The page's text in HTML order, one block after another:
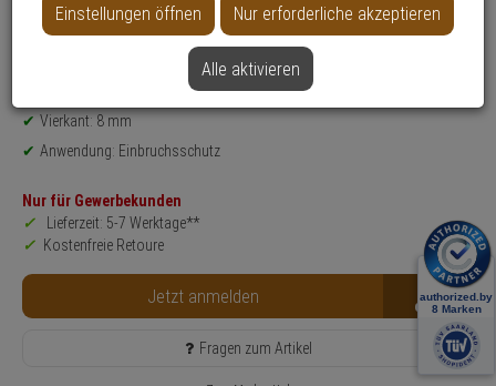
für Türstärke: 57 - 65 mm
DIN-Richtung: DIN L + DIN R
Vierkant: 8 mm
Anwendung: Einbruchsschutz
Nur für Gewerbekunden
Lieferzeit: 5-7 Werktage**
Kostenfreie Retoure
Jetzt anmelden B2B
Fragen zum Artikel
Einstellungen öffnen Nur erforderliche akzeptieren
Alle aktivieren